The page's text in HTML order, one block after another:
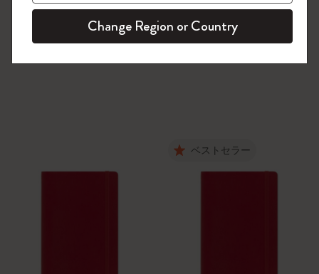
ベストセラー
今すぐ会員登録 !
Change Region or Country